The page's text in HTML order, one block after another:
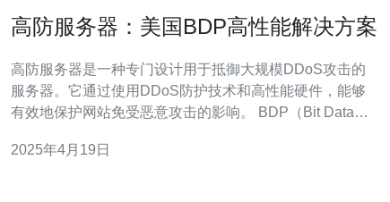
高防服务器：美国BDP高性能解决方案
高防服务器是一种专门设计用于抵御大规模DDoS攻击的
服务器。它通过使用DDoS防护技术和高性能硬件，能够
有效地保护网站免受恶意攻击的影响。 BDP（Bit Data
网络方案。它通过使用专用的硬件设备，将网络流量分配
2025年4月19日